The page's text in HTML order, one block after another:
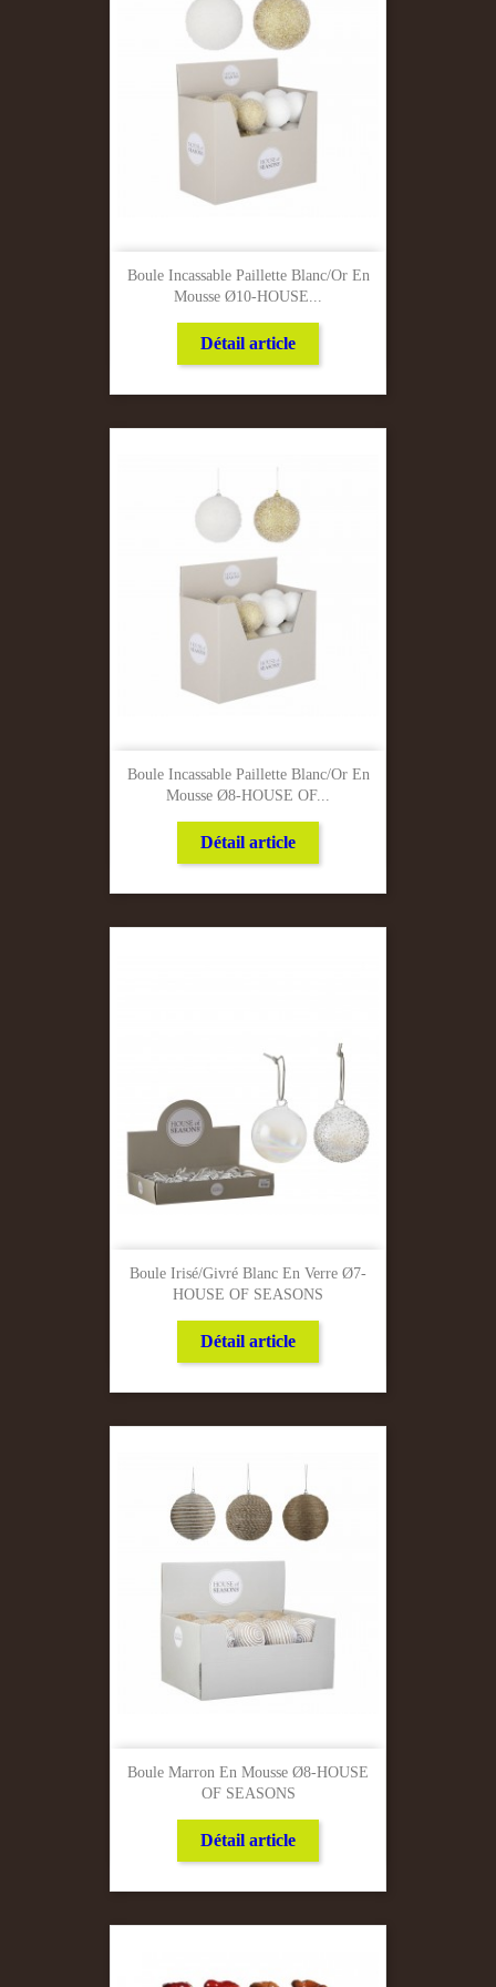
Boule Incassable Paillette Blanc/Or En
Mousse Ø10-HOUSE...
Détail article
Boule Incassable Paillette Blanc/Or En
Mousse Ø8-HOUSE OF...
Détail article
Boule Irisé/Givré Blanc En Verre Ø7-
HOUSE OF SEASONS
Détail article
Boule Marron En Mousse Ø8-HOUSE
OF SEASONS
Détail article